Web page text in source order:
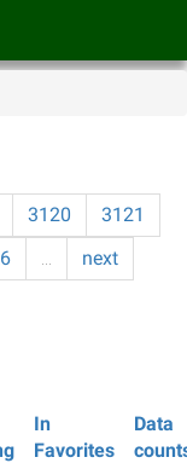
3120
3121
…
next
In
Favorites
Data